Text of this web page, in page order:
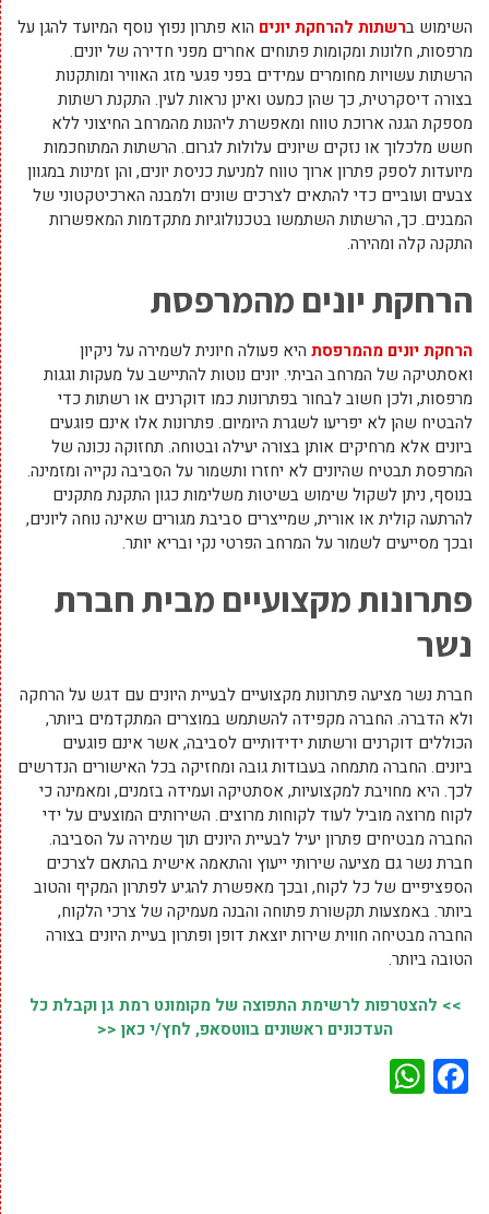
השימוש ברשתות להרחקת יונים הוא פתרון נפוץ נוסף המיועד להגן על
מרפסות, חלונות ומקומות פתוחים אחרים מפני חדירה של יונים.
הרשתות עשויות מחומרים עמידים בפני פגעי מזג האוויר ומותקנות
בצורה דיסקרטית, כך שהן כמעט ואינן נראות לעין. התקנת רשתות
מספקת הגנה ארוכת טווח ומאפשרת ליהנות מהמרחב החיצוני ללא
חשש מלכלוך או נזקים שיונים עלולות לגרום. הרשתות המתוחכמות
מיועדות לספק פתרון ארוך טווח למניעת כניסת יונים, והן זמינות במגוון
צבעים ועוביים כדי להתאים לצרכים שונים ולמבנה הארכיטקטוני של
המבנים. כך, הרשתות השתמשו בטכנולוגיות מתקדמות המאפשרות
התקנה קלה ומהירה.
הרחקת יונים מהמרפסת
הרחקת יונים מהמרפסת היא פעולה חיונית לשמירה על ניקיון
ואסתטיקה של המרחב הביתי. יונים נוטות להתיישב על מעקות וגגות
מרפסות, ולכן חשוב לבחור בפתרונות כמו דוקרנים או רשתות כדי
להבטיח שהן לא יפריעו לשגרת היומיום. פתרונות אלו אינם פוגעים
ביונים אלא מרחיקים אותן בצורה יעילה ובטוחה. תחזוקה נכונה של
המרפסת תבטיח שהיונים לא יחזרו ותשמור על הסביבה נקייה ומזמינה.
בנוסף, ניתן לשקול שימוש בשיטות משלימות כגון התקנת מתקנים
להרתעה קולית או אורית, שמייצרים סביבת מגורים שאינה נוחה ליונים,
ובכך מסייעים לשמור על המרחב הפרטי נקי ובריא יותר.
פתרונות מקצועיים מבית חברת
נשר
חברת נשר מציעה פתרונות מקצועיים לבעיית היונים עם דגש על הרחקה
ולא הדברה. החברה מקפידה להשתמש במוצרים המתקדמים ביותר,
הכוללים דוקרנים ורשתות ידידותיים לסביבה, אשר אינם פוגעים
ביונים. החברה מתמחה בעבודות גובה ומחזיקה בכל האישורים הנדרשים
לכך. היא מחויבת למקצועיות, אסתטיקה ועמידה בזמנים, ומאמינה כי
לקוח מרוצה מוביל לעוד לקוחות מרוצים. השירותים המוצעים על ידי
החברה מבטיחים פתרון יעיל לבעיית היונים תוך שמירה על הסביבה.
חברת נשר גם מציעה שירותי ייעוץ והתאמה אישית בהתאם לצרכים
הספציפיים של כל לקוח, ובכך מאפשרת להגיע לפתרון המקיף והטוב
ביותר. באמצעות תקשורת פתוחה והבנה מעמיקה של צרכי הלקוח,
החברה מבטיחה חווית שירות יוצאת דופן ופתרון בעיית היונים בצורה
הטובה ביותר.
>> להצטרפות לרשימת התפוצה של מקומונט רמת גן וקבלת כל
העדכונים ראשונים בווטסאפ, לחץ/י כאן <<
Facebook